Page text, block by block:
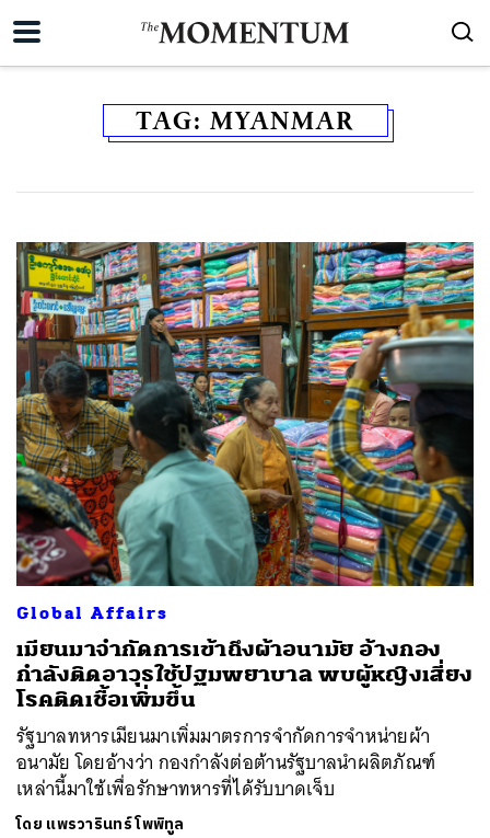
TAG: MYANMAR
Global Affairs
เมียนมาจำกัดการเข้าถึงผ้าอนามัย อ้างกอง
กำลังติดอาวุธใช้ปฐมพยาบาล พบผู้หญิงเสี่ยง
โรคติดเชื้อเพิ่มขึ้น
รัฐบาลทหารเมียนมาเพิ่มมาตรการจำกัดการจำหน่ายผ้า
อนามัย โดยอ้างว่า กองกำลังต่อต้านรัฐบาลนำผลิตภัณฑ์
เหล่านี้มาใช้เพื่อรักษาทหารที่ได้รับบาดเจ็บ
โดย แพรวารินทร์ โพพิทูล